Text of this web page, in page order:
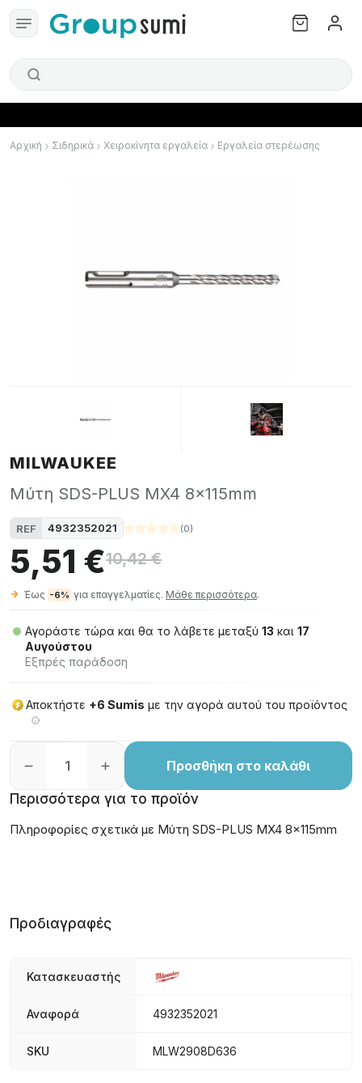
Αρχική Σιδηρικά Χειροκίνητα εργαλεία Εργαλεία στερέωσης
MILWAUKEE
Μύτη SDS-PLUS MX4 8x115mm
REF 4932352021 (0)
5,51 €10,42 €
Έως -6% για επαγγελματίες. Μάθε περισσότερα.
Αγοράστε τώρα και θα το λάβετε μεταξύ 13 και 17
Αυγούστου
Εξπρές παράδοση
Αποκτήστε +6 Sumis με την αγορά αυτού του προϊόντος
Προσθήκη στο καλάθι
Περισσότερα για το προϊόν
Πληροφορίες σχετικά με Μύτη SDS-PLUS MX4 8x115mm
Προδιαγραφές
Κατασκευαστής
Αναφορά 4932352021
SKU MLW2908D636